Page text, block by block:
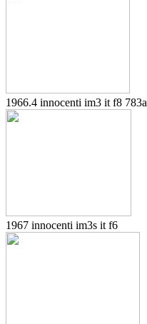
1966.4 innocenti im3 it f8 783a
1967 innocenti im3s it f6